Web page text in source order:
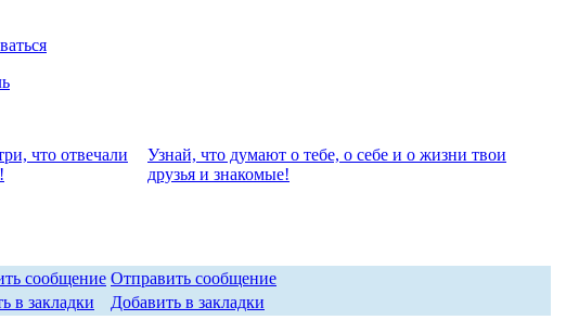
что отвeчали
Узнай, что думают о тебе, о себе и о жизни твои
друзья и знакомые!
Отправить сообщение
Добавить в закладки